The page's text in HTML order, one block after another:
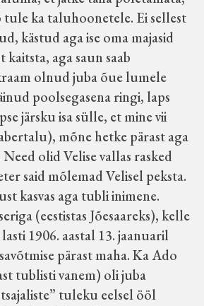
tule ka taluhoonetele. Ei sellest
kästud aga ise oma majasid
kaitsta, aga saun saab
olnud juba õue lumele
poolsegasena ringi, laps
järsku isa sülle, et mine vii
mõne hetke pärast aga
olid Velise vallas rasked
said mõlemad Velisel peksta.
kasvas aga tubli inimene.
(eestistas Jõesaareks), kelle
1906. aastal 13. jaanuaril
pärast maha. Ka Ado
tublisti vanem) oli juba
tuleku eelsel ööl